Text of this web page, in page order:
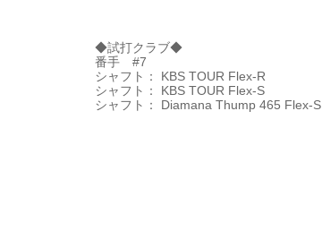
◆試打クラブ◆
番手 #7
シャフト： KBS TOUR Flex-R
シャフト： KBS TOUR Flex-S
シャフト： Diamana Thump 465 Flex-S